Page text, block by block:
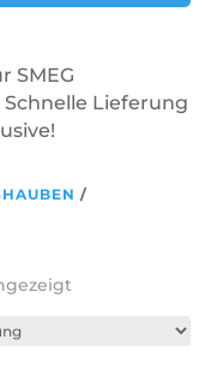
SMEG
Lieferung
/